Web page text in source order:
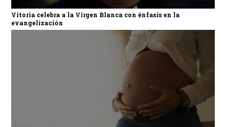
Vitoria celebra a la Virgen Blanca con énfasis en la
evangelización